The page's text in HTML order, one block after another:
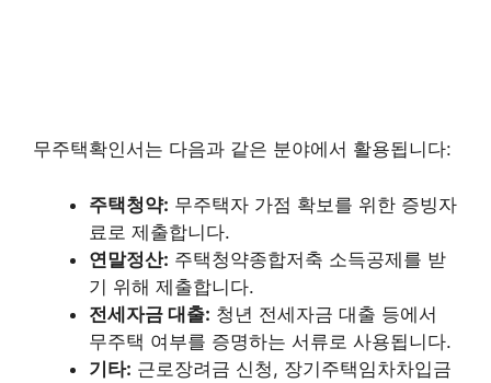
무주택확인서는 다음과 같은 분야에서 활용됩니다:
주택청약: 무주택자 가점 확보를 위한 증빙자
료로 제출합니다.
연말정산: 주택청약종합저축 소득공제를 받
기 위해 제출합니다.
전세자금 대출: 청년 전세자금 대출 등에서
무주택 여부를 증명하는 서류로 사용됩니다.
기타: 근로장려금 신청, 장기주택임차차입금